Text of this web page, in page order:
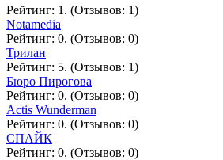
Рейтинг: 1. (Отзывов: 1)
Notamedia
Рейтинг: 0. (Отзывов: 0)
Трилан
Рейтинг: 5. (Отзывов: 1)
Бюро Пирогова
Рейтинг: 0. (Отзывов: 0)
Actis Wunderman
Рейтинг: 0. (Отзывов: 0)
СПАЙК
Рейтинг: 0. (Отзывов: 0)